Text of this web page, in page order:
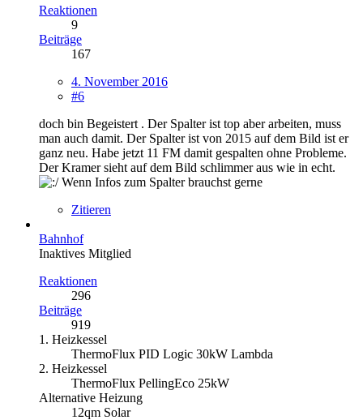
Reaktionen
9
Beiträge
167
4. November 2016
#6
doch bin Begeistert . Der Spalter ist top aber arbeiten, muss
man auch damit. Der Spalter ist von 2015 auf dem Bild ist er
ganz neu. Habe jetzt 11 FM damit gespalten ohne Probleme.
Der Kramer sieht auf dem Bild schlimmer aus wie in echt.
Wenn Infos zum Spalter brauchst gerne
Zitieren
Bahnhof
Inaktives Mitglied
Reaktionen
296
Beiträge
919
1. Heizkessel
ThermoFlux PID Logic 30kW Lambda
2. Heizkessel
ThermoFlux PellingEco 25kW
Alternative Heizung
12qm Solar